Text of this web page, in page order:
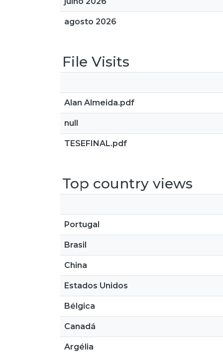
agosto 2026
File Visits
Alan Almeida.pdf
null
TESEFINAL.pdf
Top country views
Portugal
Brasil
China
Estados Unidos
Bélgica
Canadá
Argélia